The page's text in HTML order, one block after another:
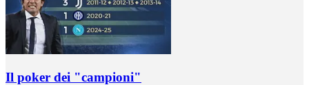
Il poker dei "campioni"